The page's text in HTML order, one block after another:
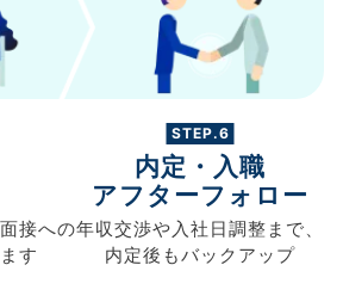
面接への
す
STEP.6
内定・入職
アフターフォロー
年収交渉や入社日調整まで、
内定後もバックアップ